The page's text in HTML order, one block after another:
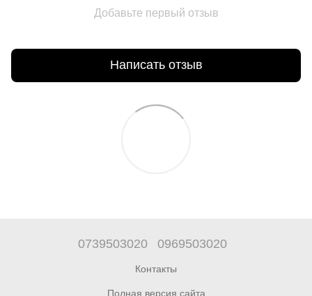
Добавьте первый отзыв
Написать отзыв
0739503020 0969503020
Контакты
Полная версия сайта